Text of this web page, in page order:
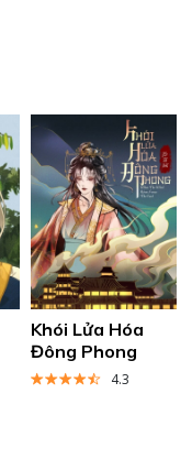
Khói Lửa Hóa
Đông Phong
4.3